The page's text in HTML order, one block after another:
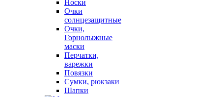
Носки
Очки
солнцезащитные
Очки,
Горнолыжные
маски
Перчатки,
варежки
Повязки
Сумки, рюкзаки
Шапки